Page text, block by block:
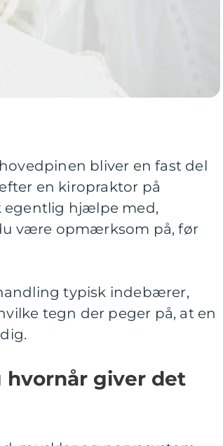
bliver en fast del
en kiropraktor på
egentlig hjælpe med,
være opmærksom på, før
typisk indebærer,
tegn der peger på, at en
hvornår giver det